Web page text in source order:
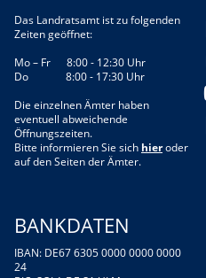
Das Landratsamt ist zu folgenden
Zeiten geöffnet:
Mo – Fr 8:00 - 12:30 Uhr
Do 8:00 - 17:30 Uhr
Die einzelnen Ämter haben
eventuell abweichende
Öffnungszeiten.
Bitte informieren Sie sich hieroder
auf den Seiten der Ämter.
BANKDATEN
IBAN: DE67 6305 0000 0000 0000
24